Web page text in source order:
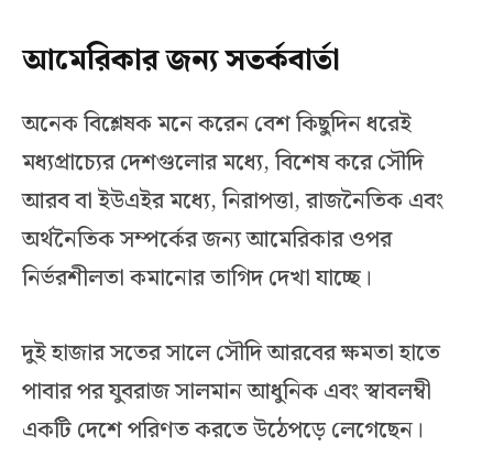
আমেরিকার জন্য সতর্কবার্তা
অনেক বিশ্লেষক মনে করেন বেশ কিছুদিন ধরেই
মধ্যপ্রাচ্যের দেশগুলোর মধ্যে, বিশেষ করে সৌদি
আরব বা ইউএইর মধ্যে, নিরাপত্তা, রাজনৈতিক এবং
অর্থনৈতিক সম্পর্কের জন্য আমেরিকার ওপর
নির্ভরশীলতা কমানোর তাগিদ দেখা যাচ্ছে।
দুই হাজার সতের সালে সৌদি আরবের ক্ষমতা হাতে
পাবার পর যুবরাজ সালমান আধুনিক এবং স্বাবলম্বী
একটি দেশে পরিণত করতে উঠেপড়ে লেগেছেন।